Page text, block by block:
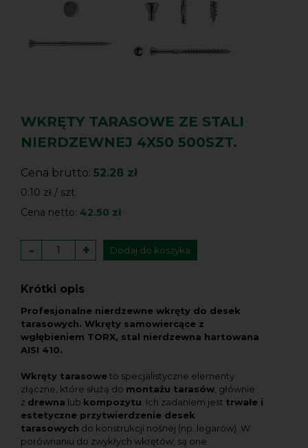
WKRĘTY TARASOWE ZE STALI
NIERDZEWNEJ 4X50 500SZT.
Cena brutto: 52.28 zł
0.10 zł / szt.
Cena netto: 42.50 zł
- + Dodaj do koszyka
Krótki opis
Profesjonalne nierdzewne wkręty do desek
tarasowych. Wkręty samowiercące z
wgłębieniem TORX, stal nierdzewna hartowana
AISI 410.
Wkręty tarasoweto specjalistyczne elementy
złączne, które służą do montażu tarasów , głównie
z drewna lub kompozytu . Ich zadaniem jest trwałe i
estetyczne przytwierdzenie desek
tarasowych do konstrukcji nośnej (np. legarów). W
porównaniu do zwykłych wkrętów, są one